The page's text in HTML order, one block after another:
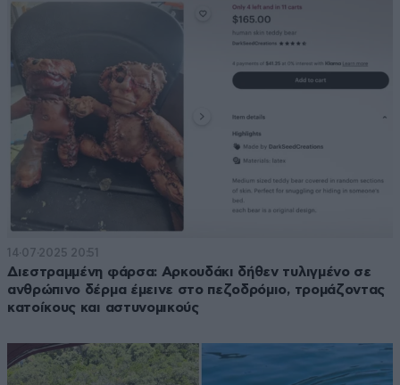
14·07·2025 20:51
Διεστραμμένη φάρσα: Αρκουδάκι δήθεν τυλιγμένο σε
ανθρώπινο δέρμα έμεινε στο πεζοδρόμιο, τρομάζοντας
κατοίκους και αστυνομικούς